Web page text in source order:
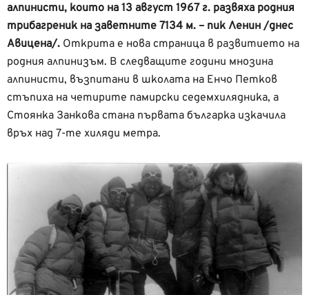
алпинисти, които на 13 август 1967 г. развяха родния
трибагреник на заветните 7134 м. – пик Ленин /днес
Авицена/. Открита е нова страница в развитието на
родния алпинизъм. В следващите години мнозина
алпинисти, възпитани в школата на Енчо Петков
стъпиха на четирите памирски седемхилядника, а
Стоянка Занкова стана първата българка изкачила
връх над 7-те хиляди метра.